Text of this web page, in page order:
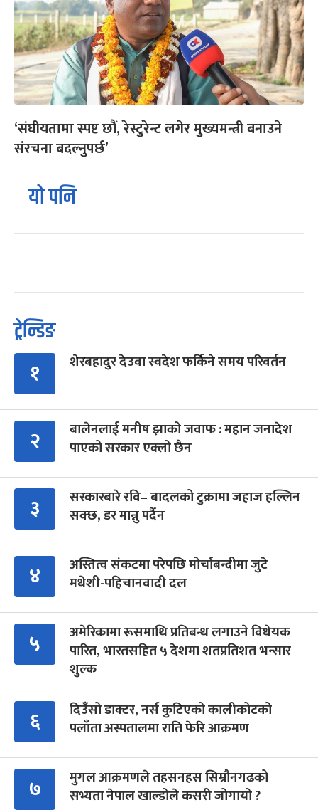
‘संघीयतामा स्पष्ट छौं, रेस्टुरेन्ट लगेर मुख्यमन्त्री बनाउने
संरचना बदल्नुपर्छ’
यो पनि
ट्रेन्डिङ
१ शेरबहादुर देउवा स्वदेश फर्किने समय परिवर्तन
२
बालेनलाई मनीष झाको जवाफ : महान जनादेश
पाएको सरकार एक्लो छैन
३
सरकारबारे रवि– बादलको टुक्रामा जहाज हल्लिन
सक्छ, डर मान्नु पर्दैन
४
अस्तित्व संकटमा परेपछि मोर्चाबन्दीमा जुटे
मधेशी-पहिचानवादी दल
५
अमेरिकामा रूसमाथि प्रतिबन्ध लगाउने विधेयक
पारित, भारतसहित ५ देशमा शतप्रतिशत भन्सार
शुल्क
६
दिउँसो डाक्टर, नर्स कुटिएको कालीकोटको
पलाँता अस्पतालमा राति फेरि आक्रमण
७
मुगल आक्रमणले तहसनहस सिम्रौनगढको
सभ्यता नेपाल खाल्डोले कसरी जोगायो ?